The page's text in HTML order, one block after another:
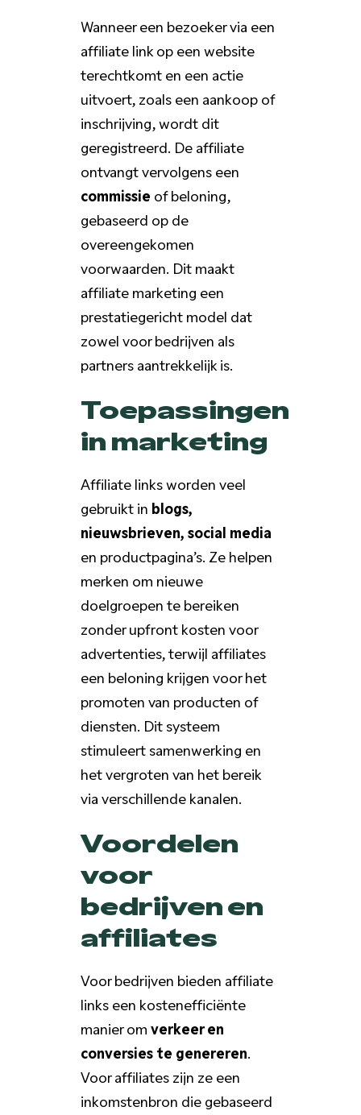
Wanneer een bezoeker via een
affiliate link op een website
terechtkomt en een actie
uitvoert, zoals een aankoop of
inschrijving, wordt dit
geregistreerd. De affiliate
ontvangt vervolgens een
commissie of beloning,
gebaseerd op de
overeengekomen
voorwaarden. Dit maakt
affiliate marketing een
prestatiegericht model dat
zowel voor bedrijven als
partners aantrekkelijk is.
Toepassingen
in marketing
Affiliate links worden veel
gebruikt in blogs,
nieuwsbrieven, social media
en productpagina’s. Ze helpen
merken om nieuwe
doelgroepen te bereiken
zonder upfront kosten voor
advertenties, terwijl affiliates
een beloning krijgen voor het
promoten van producten of
diensten. Dit systeem
stimuleert samenwerking en
het vergroten van het bereik
via verschillende kanalen.
Voordelen
voor
bedrijven en
affiliates
Voor bedrijven bieden affiliate
links een kostenefficiënte
manier omverkeer en
conversies te genereren.
Voor affiliates zijn ze een
inkomstenbron die gebaseerd